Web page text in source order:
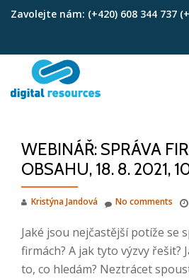
Zavolejte nám: (+420) 608 344 737
WEBINÁŘ: SPRÁVA
OBSAHU, 18. 8. 2021,
Kristýna Jandová No comments
Jaké jsou nejčastější potíže se
firmách? A jak tyto výzvy řešit?
to, co hledám? Neztrácet